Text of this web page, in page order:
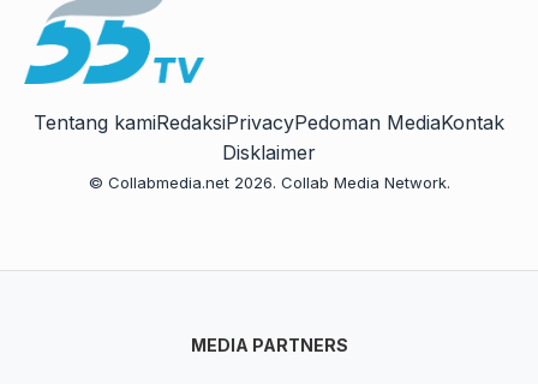
Tentang kamiRedaksiPrivacyPedoman MediaKontak
Disklaimer
© Collabmedia.net 2026. Collab Media Network.
MEDIA PARTNERS